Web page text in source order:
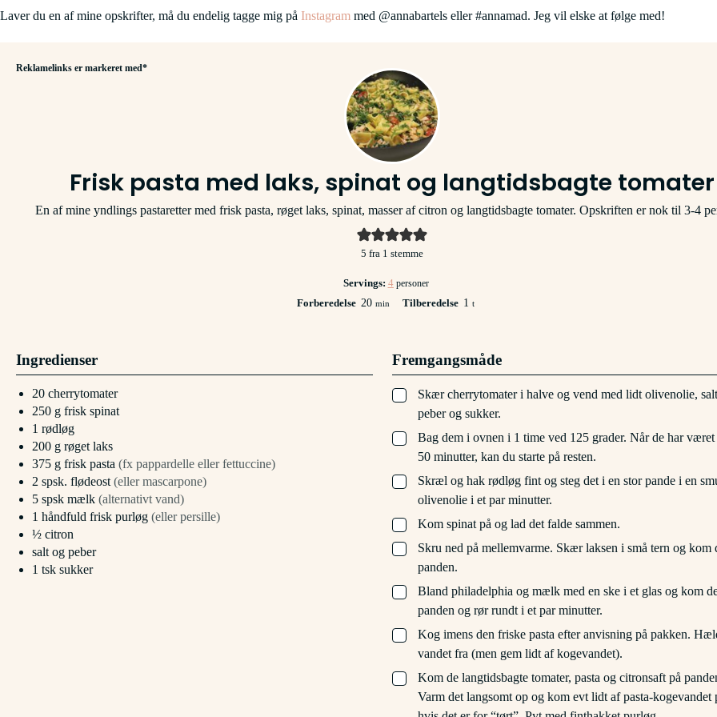
Laver du en af mine opskrifter, må du endelig tagge mig på Instagram med @annabartels eller #annamad. Jeg vil elske at følge med!
Reklamelinks er markeret med*
Frisk pasta med laks, spinat og langtidsbagte tomater
En af mine yndlings pastaretter med frisk pasta, røget laks, spinat, masser af citron og langtidsbagte tomater. Opskriften er nok til 3-4
5 fra 1 stemme
Servings: 4 personer
Forberedelse 20minutter
min Tilberedelse 1 time
t
Ingredienser
20 cherrytomater
250 g frisk spinat
1 rødløg
200 g røget laks
375 g frisk pasta (fx pappardelle eller fettuccine)
2 spsk. flødeost (eller mascarpone)
5 spsk mælk (alternativt vand)
1 håndfuld frisk purløg (eller persille)
½ citron
salt og peber
1 tsk sukker
Fremgangsmåde
▢
Skær cherrytomater i halve og vend med lidt olivenolie,
peber og sukker.
▢
Bag dem i ovnen i 1 time ved 125 grader. Når de har
50 minutter, kan du starte på resten.
▢
Skræl og hak rødløg fint og steg det i en stor pande i en
olivenolie i et par minutter.
▢
Kom spinat på og lad det falde sammen.
▢
Skru ned på mellemvarme. Skær laksen i små tern og kom
panden.
▢
Bland philadelphia og mælk med en ske i et glas og kom
panden og rør rundt i et par minutter.
▢
Kog imens den friske pasta efter anvisning på pakken.
vandet fra (men gem lidt af kogevandet).
▢
Kom de langtidsbagte tomater, pasta og citronsaft på
Varm det langsomt op og kom evt lidt af pasta-kogevandet